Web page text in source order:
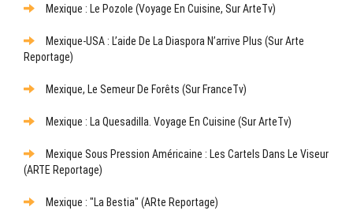
Mexique : Le Pozole (Voyage En Cuisine, Sur ArteTv)
Mexique-USA : L’aide De La Diaspora N’arrive Plus (sur Arte
Reportage)
Mexique, Le Semeur De Forêts (sur FranceTv)
Mexique : La Quesadilla. Voyage En Cuisine (sur ArteTv)
Mexique Sous Pression Américaine : Les Cartels Dans Le Viseur
(ARTE Reportage)
Mexique : "La Bestia" (ARte Reportage)